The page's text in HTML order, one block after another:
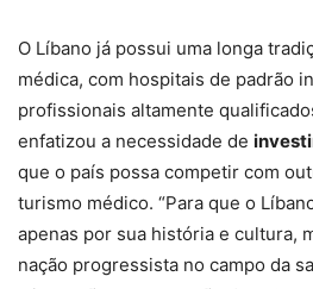
O Líbano já possui uma longa
médica, com hospitais de padrão
profissionais altamente
enfatizou a necessidade de
que o país possa competir com
turismo médico. “Para que o
apenas por sua história e cultura,
nação progressista no campo da